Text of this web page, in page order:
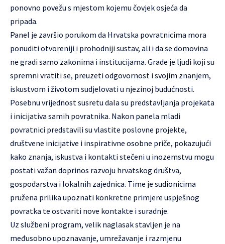
ponovno povežu s mjestom kojemu čovjek osjeća da
pripada.
Panel je završio porukom da Hrvatska povratnicima mora
ponuditi otvoreniji i prohodniji sustav, ali i da se domovina
ne gradi samo zakonima i institucijama. Grade je ljudi koji su
spremni vratiti se, preuzeti odgovornost i svojim znanjem,
iskustvom i životom sudjelovati u njezinoj budućnosti.
Posebnu vrijednost susretu dala su predstavljanja projekata
i inicijativa samih povratnika. Nakon panela mladi
povratnici predstavili su vlastite poslovne projekte,
društvene inicijative i inspirativne osobne priče, pokazujući
kako znanja, iskustva i kontakti stečeni u inozemstvu mogu
postati važan doprinos razvoju hrvatskog društva,
gospodarstva i lokalnih zajednica. Time je sudionicima
pružena prilika upoznati konkretne primjere uspješnog
povratka te ostvariti nove kontakte i suradnje.
Uz službeni program, velik naglasak stavljen je na
međusobno upoznavanje, umrežavanje i razmjenu